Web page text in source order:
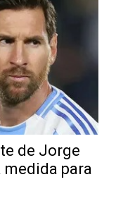
de Jorge
medida para